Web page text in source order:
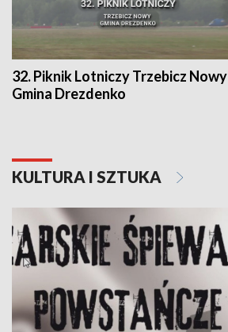
32. Piknik Lotniczy Trzebicz Nowy
Gmina Drezdenko
KULTURA I SZTUKA